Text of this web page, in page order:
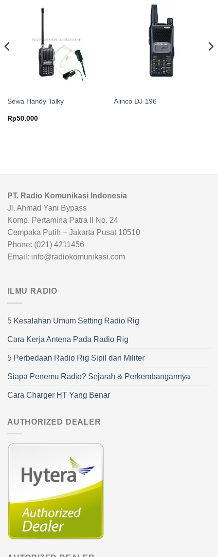
Sewa Handy Talky
Rp50.000
Alinco DJ-196
PT. Radio Komunikasi Indonesia
Jl. Ahmad Yani Bypass
Komp. Pertamina Patra II No. 24
Cempaka Putih – Jakarta Pusat 10510
Phone: (021) 4211456
Email: info@radiokomunikasi.com
ILMU RADIO
5 Kesalahan Umum Setting Radio Rig
Cara Kerja Antena Pada Radio Rig
5 Perbedaan Radio Rig Sipil dan Militer
Siapa Penemu Radio? Sejarah & Perkembangannya
Cara Charger HT Yang Benar
AUTHORIZED DEALER